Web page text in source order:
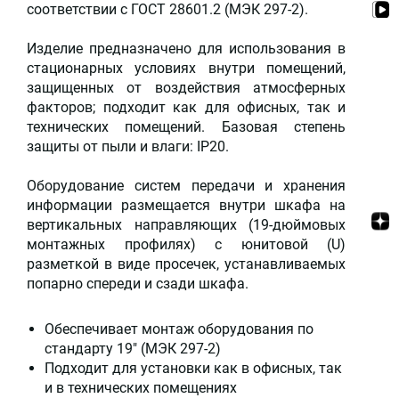
соответствии с ГОСТ 28601.2 (МЭК 297-2).
Изделие предназначено для использования в
стационарных условиях внутри помещений,
защищенных от воздействия атмосферных
факторов; подходит как для офисных, так и
технических помещений. Базовая степень
защиты от пыли и влаги: IP20.
Оборудование систем передачи и хранения
информации размещается внутри шкафа на
вертикальных направляющих (19-дюймовых
монтажных профилях) с юнитовой (U)
разметкой в виде просечек, устанавливаемых
попарно спереди и сзади шкафа.
Обеспечивает монтаж оборудования по
стандарту 19" (МЭК 297-2)
Подходит для установки как в офисных, так
и в технических помещениях